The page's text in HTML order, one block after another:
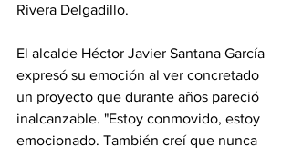
Rivera Delgadillo.
El alcalde Héctor Javier Santana García
expresó su emoción al ver concretado
un proyecto que durante años pareció
inalcanzable. "Estoy conmovido, estoy
emocionado. También creí que nunca